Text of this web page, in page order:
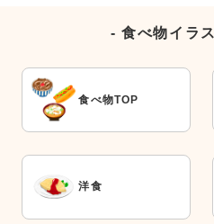
- 食べ物イラ
食べ物TOP
洋食